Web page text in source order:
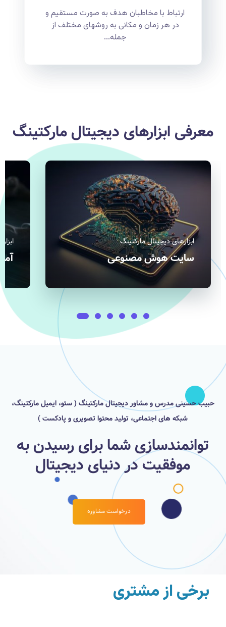
ارتباط با مخاطبان هدف به صورت مستقیم و
در هر زمان و مکانی به روشهای مختلف از
جمله...
معرفی ابزارهای دیجیتال مارکتینگ
آموزش سایت ماز
ابزارهای دیجیتال مارکتینگ
حبیب حسینی مدرس و مشاور دیجیتال مارکتینگ ( سئو، ایمیل مارکتینگ،
شبکه های اجتماعی، تولید محتوا تصویری و پادکست )
توانمندسازی شما برای رسیدن به
موفقیت در دنیای دیجیتال
درخواست مشاوره
برخی از مشتریان خدم